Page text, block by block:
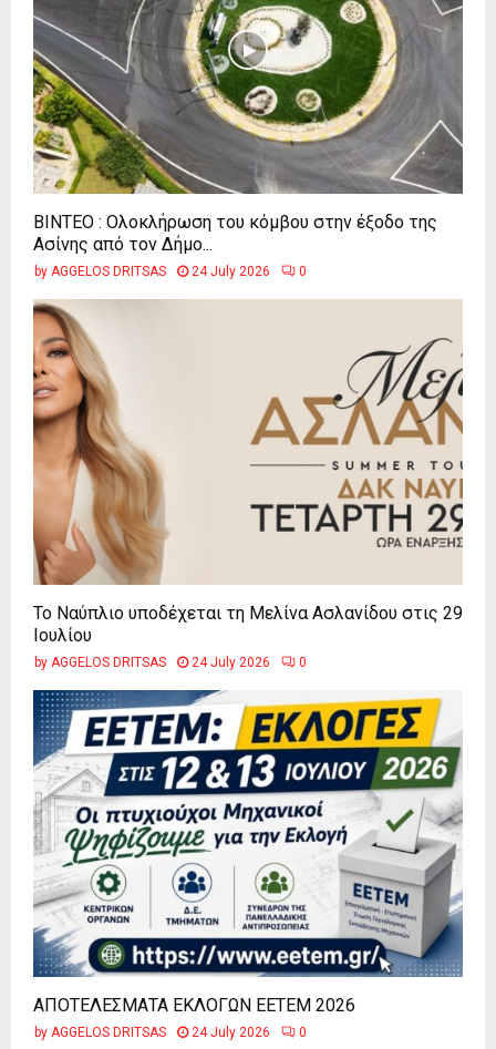
ΒΙΝΤΕΟ : Ολοκλήρωση του κόμβου στην έξοδο της
Ασίνης από τον Δήμο...
by AGGELOS DRITSAS 24 July 2026 0
Το Ναύπλιο υποδέχεται τη Μελίνα Ασλανίδου στις 29
Ιουλίου
by AGGELOS DRITSAS 24 July 2026 0
ΑΠΟΤΕΛΕΣΜΑΤΑ ΕΚΛΟΓΩΝ ΕΕΤΕΜ 2026
by AGGELOS DRITSAS 24 July 2026 0